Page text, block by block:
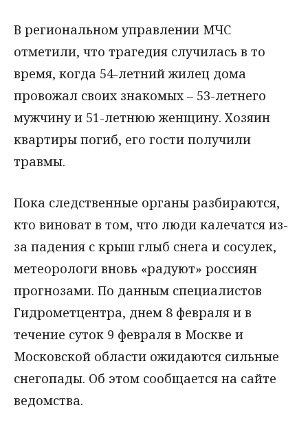
В региональном управлении МЧС
отметили, что трагедия случилась в то
время, когда 54-летний жилец дома
провожал своих знакомых – 53-летнего
мужчину и 51-летнюю женщину. Хозяин
квартиры погиб, его гости получили
травмы.
Пока следственные органы разбираются,
кто виноват в том, что люди калечатся из-
за падения с крыш глыб снега и сосулек,
метеорологи вновь «радуют» россиян
прогнозами. По данным специалистов
Гидрометцентра, днем 8 февраля и в
течение суток 9 февраля в Москве и
Московской области ожидаются сильные
снегопады. Об этом сообщается на сайте
ведомства.